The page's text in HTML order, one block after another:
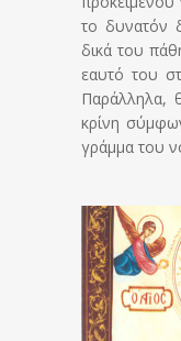
το δυνατόν
δικά του
εαυτό του
Παράλληλα,
κρίνη
γράμμα του